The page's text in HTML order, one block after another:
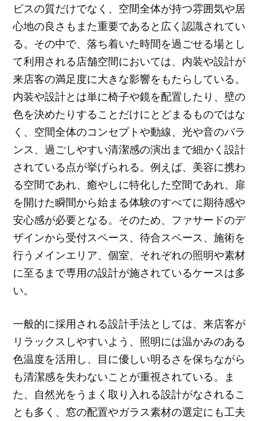
ビスの質だけでなく、空間全体が持つ雰囲気や居
心地の良さもまた重要であると広く認識されてい
る。 その中で、落ち着いた時間を過ごせる場とし
て利用される店舗空間においては、内装や設計が
来店客の満足度に大きな影響をもたらしている。
内装や設計とは単に椅子や鏡を配置したり、壁の
色を決めたりすることだけにとどまるものではな
く、空間全体のコンセプトや動線、光や音のバラ
ンス、過ごしやすい清潔感の演出まで細かく設計
されている点が挙げられる。例えば、美容に携わ
る空間であれ、癒やしに特化した空間であれ、扉
を開けた瞬間から始まる体験のすべてに期待感や
安心感が必要となる。そのため、ファサードのデ
ザインから受付スペース、待合スペース、施術を
行うメインエリア、個室、それぞれの照明や素材
に至るまで専用の設計が施されているケースは多
い。
一般的に採用される設計手法としては、来店客が
リラックスしやすいよう、照明には温かみのある
色温度を活用し、目に優しい明るさを保ちながら
も清潔感を失わないことが重視されている。ま
た、自然光をうまく取り入れる設計がなされるこ
とも多く、窓の配置やガラス素材の選定にも工夫